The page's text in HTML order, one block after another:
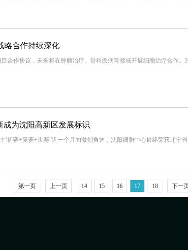
略合作持续深化
合作协议，未来将在肿瘤治疗、骨科疾病等领域开展细胞治疗合作
成为沈阳高新区发展标识
初赛+复赛+决赛”近一个月的激烈角逐，沈阳细胞中心最终荣获辽宁省
第一页 上一页 14 15 16 17 18 下一